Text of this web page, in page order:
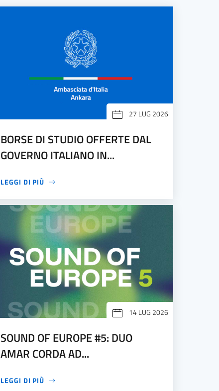
27 LUG 2026
BORSE DI STUDIO OFFERTE DAL
GOVERNO ITALIANO IN...
LEGGI DI PIÙ
14 LUG 2026
SOUND OF EUROPE #5: DUO
AMAR CORDA AD...
LEGGI DI PIÙ